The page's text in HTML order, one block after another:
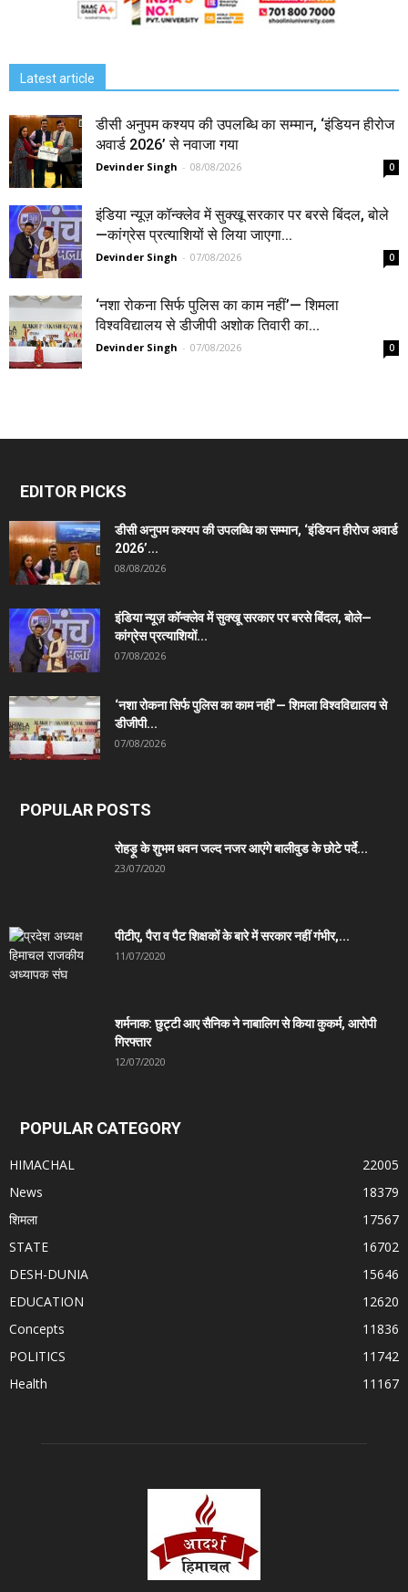
Latest article
डीसी अनुपम कश्यप की उपलब्धि का सम्मान, ‘इंडियन हीरोज
अवार्ड 2026’ से नवाजा गया
Devinder Singh - 08/08/2026 0
इंडिया न्यूज़ कॉन्क्लेव में सुक्खू सरकार पर बरसे बिंदल, बोले
—कांग्रेस प्रत्याशियों से लिया जाएगा...
Devinder Singh - 07/08/2026 0
‘नशा रोकना सिर्फ पुलिस का काम नहीं’— शिमला
विश्वविद्यालय से डीजीपी अशोक तिवारी का...
Devinder Singh - 07/08/2026 0
EDITOR PICKS
डीसी अनुपम कश्यप की उपलब्धि का सम्मान, ‘इंडियन हीरोज अवार्ड
2026’...
08/08/2026
इंडिया न्यूज़ कॉन्क्लेव में सुक्खू सरकार पर बरसे बिंदल, बोले—
कांग्रेस प्रत्याशियों...
07/08/2026
‘नशा रोकना सिर्फ पुलिस का काम नहीं’— शिमला विश्वविद्यालय से
डीजीपी...
07/08/2026
POPULAR POSTS
रोहड़ू के शुभम धवन जल्द नजर आएंगे बालीवुड के छोटे पर्दे...
23/07/2020
पीटीए, पैरा व पैट शिक्षकों के बारे में सरकार नहीं गंभीर,...
11/07/2020
शर्मनाक: छुट्टी आए सैनिक ने नाबालिग से किया कुकर्म, आरोपी
गिरफ्तार
12/07/2020
POPULAR CATEGORY
HIMACHAL
22005
News
18379
शिमला
17567
STATE
16702
DESH-DUNIA
15646
EDUCATION
12620
Concepts
11836
POLITICS
11742
Health
11167